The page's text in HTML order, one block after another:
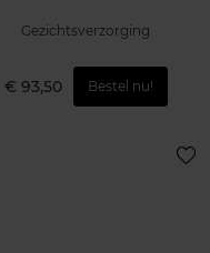
Gezichtsverzorging
€ 93,50 Bestel nu!